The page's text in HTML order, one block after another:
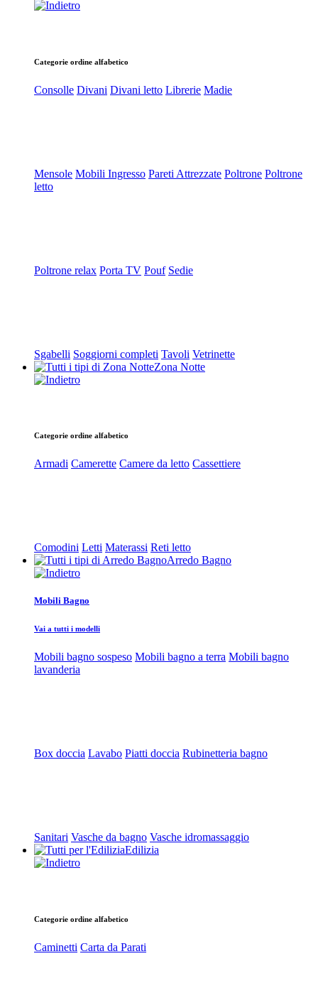
Categorie ordine alfabetico
Consolle Divani Divani letto Librerie Madie
Mensole Mobili Ingresso Pareti Attrezzate Poltrone Poltrone
letto
Poltrone relax Porta TV Pouf Sedie
Sgabelli Soggiorni completi Tavoli Vetrinette
Zona Notte
Categorie ordine alfabetico
Armadi Camerette Camere da letto Cassettiere
Comodini Letti Materassi Reti letto
Arredo Bagno
Mobili Bagno
Vai a tutti i modelli
Mobili bagno sospeso Mobili bagno a terra Mobili bagno
lavanderia
Box doccia Lavabo Piatti doccia Rubinetteria bagno
Sanitari Vasche da bagno Vasche idromassaggio
Edilizia
Categorie ordine alfabetico
Caminetti Carta da Parati